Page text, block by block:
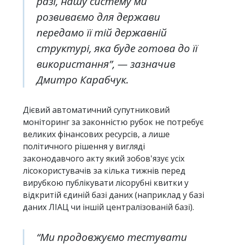
розвиваємо для держави
передамо її тій державній
структурі, яка буде готова до її
використання”, — зазначив
Дмитро Карабчук.
Дієвий автоматичний супутниковий
моніторинг за законністю рубок не потребує
великих фінансових ресурсів, а лише
політичного рішення у вигляді
законодавчого акту який зобов'язує усіх
лісокористувачів за кілька тижнів перед
вирубкою публікувати лісорубні квитки у
відкритій єдиній базі даних (наприклад у базі
даних ЛІАЦ чи іншій централізованій базі).
“Ми продовжуємо тестувати